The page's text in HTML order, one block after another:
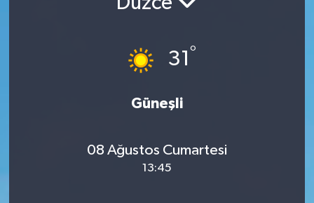
31 °
Güneşli
08 Ağustos Cumartesi
13:45